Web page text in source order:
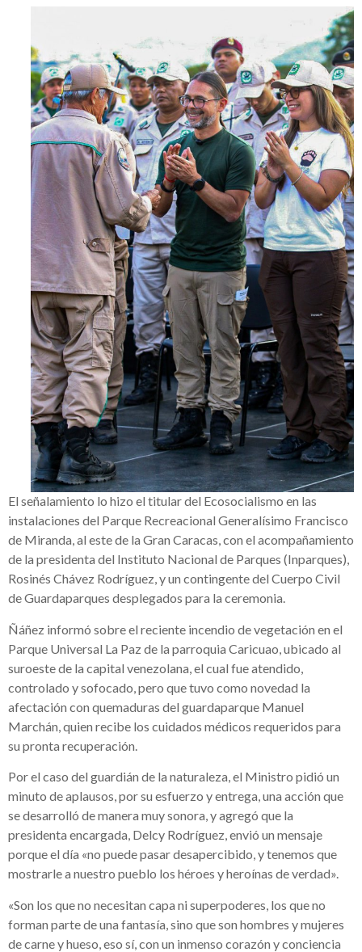
El señalamiento lo hizo el titular del Ecosocialismo en las
instalaciones del Parque Recreacional Generalísimo Francisco
de Miranda, al este de la Gran Caracas, con el acompañamiento
de la presidenta del Instituto Nacional de Parques (Inparques),
Rosinés Chávez Rodríguez, y un contingente del Cuerpo Civil
de Guardaparques desplegados para la ceremonia.
Ñáñez informó sobre el reciente incendio de vegetación en el
Parque Universal La Paz de la parroquia Caricuao, ubicado al
suroeste de la capital venezolana, el cual fue atendido,
controlado y sofocado, pero que tuvo como novedad la
afectación con quemaduras del guardaparque Manuel
Marchán, quien recibe los cuidados médicos requeridos para
su pronta recuperación.
Por el caso del guardián de la naturaleza, el Ministro pidió un
minuto de aplausos, por su esfuerzo y entrega, una acción que
se desarrolló de manera muy sonora, y agregó que la
presidenta encargada, Delcy Rodríguez, envió un mensaje
porque el día «no puede pasar desapercibido, y tenemos que
mostrarle a nuestro pueblo los héroes y heroínas de verdad».
«Son los que no necesitan capa ni superpoderes, los que no
forman parte de una fantasía, sino que son hombres y mujeres
de carne y hueso, eso sí, con un inmenso corazón y conciencia